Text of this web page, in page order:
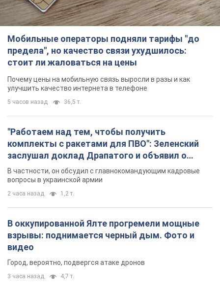
Мобильные операторы подняли тарифы "до
предела", но качество связи ухудшилось:
стоит ли жаловаться на цены
Почему цены на мобильную связь выросли в разы и как
улучшить качество интернета в телефоне
5 часов назад 36,5 т.
"Работаем над тем, чтобы получить
комплекты с ракетами для ПВО": Зеленский
заслушал доклад Драпатого и объявил о
новых мерах
В частности, он обсудил с главнокомандующим кадровые
вопросы в украинской армии
2 часа назад 1,2 т.
В оккупированной Ялте прогремели мощные
взрывы: поднимается черный дым. Фото и
видео
Город, вероятно, подвергся атаке дронов
3 часа назад 4,7 т.